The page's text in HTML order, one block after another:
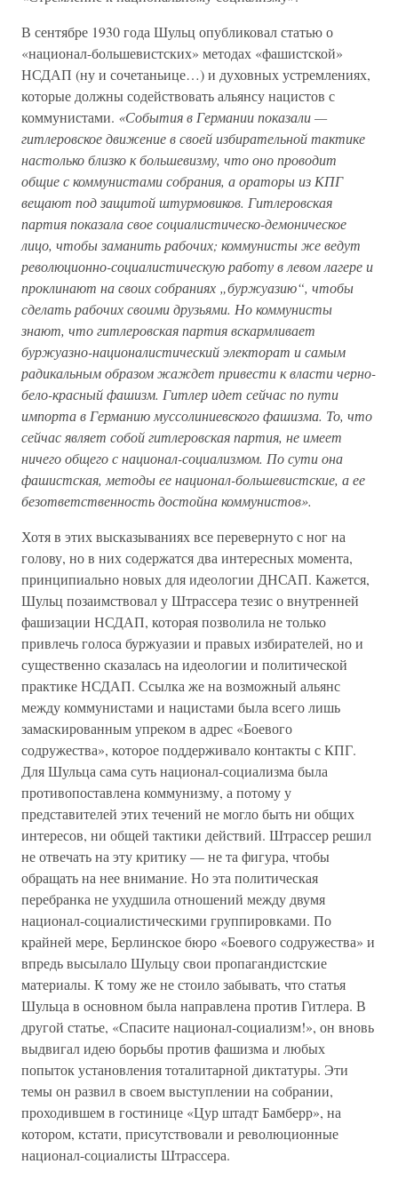
В сентябре 1930 года Шульц опубликовал статью о
«национал-большевистских» методах «фашистской»
НСДАП (ну и сочетаньице…) и духовных устремлениях,
которые должны содействовать альянсу нацистов с
коммунистами. «События в Германии показали —
гитлеровское движение в своей избирательной тактике
настолько близко к большевизму, что оно проводит
общие с коммунистами собрания, а ораторы из КПГ
вещают под защитой штурмовиков. Гитлеровская
партия показала свое социалистическо-демоническое
лицо, чтобы заманить рабочих; коммунисты же ведут
революционно-социалистическую работу в левом лагере и
проклинают на своих собраниях „буржуазию“, чтобы
сделать рабочих своими друзьями. Но коммунисты
знают, что гитлеровская партия вскармливает
буржуазно-националистический электорат и самым
радикальным образом жаждет привести к власти черно-
бело-красный фашизм. Гитлер идет сейчас по пути
импорта в Германию муссолиниевского фашизма. То, что
сейчас являет собой гитлеровская партия, не имеет
ничего общего с национал-социализмом. По сути она
фашистская, методы ее национал-большевистские, а ее
безответственность достойна коммунистов».
Хотя в этих высказываниях все перевернуто с ног на
голову, но в них содержатся два интересных момента,
принципиально новых для идеологии ДНСАП. Кажется,
Шульц позаимствовал у Штрассера тезис о внутренней
фашизации НСДАП, которая позволила не только
привлечь голоса буржуазии и правых избирателей, но и
существенно сказалась на идеологии и политической
практике НСДАП. Ссылка же на возможный альянс
между коммунистами и нацистами была всего лишь
замаскированным упреком в адрес «Боевого
содружества», которое поддерживало контакты с КПГ.
Для Шульца сама суть национал-социализма была
противопоставлена коммунизму, а потому у
представителей этих течений не могло быть ни общих
интересов, ни общей тактики действий. Штрассер решил
не отвечать на эту критику — не та фигура, чтобы
обращать на нее внимание. Но эта политическая
перебранка не ухудшила отношений между двумя
национал-социалистическими группировками. По
крайней мере, Берлинское бюро «Боевого содружества» и
впредь высылало Шульцу свои пропагандистские
материалы. К тому же не стоило забывать, что статья
Шульца в основном была направлена против Гитлера. В
другой статье, «Спасите национал-социализм!», он вновь
выдвигал идею борьбы против фашизма и любых
попыток установления тоталитарной диктатуры. Эти
темы он развил в своем выступлении на собрании,
проходившем в гостинице «Цур штадт Бамберр», на
котором, кстати, присутствовали и революционные
национал-социалисты Штрассера.